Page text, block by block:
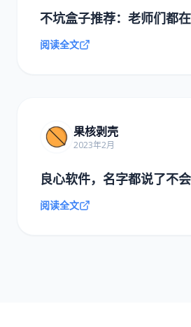
不坑盒子推荐：老师们都
阅读全文
果核剥壳
2023年2月
良心软件，名字都说了不
阅读全文